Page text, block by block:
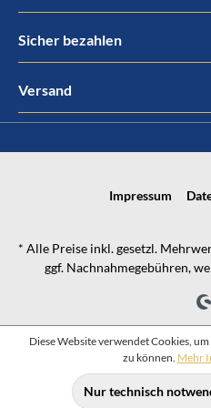
Sicher bezahlen
Versand
Impressum
* Alle Preise inkl. gesetzl.
ggf. Nachnahmegebühren,
Diese Website verwendet Cookies,
zu können. Mehr
Nur technisch